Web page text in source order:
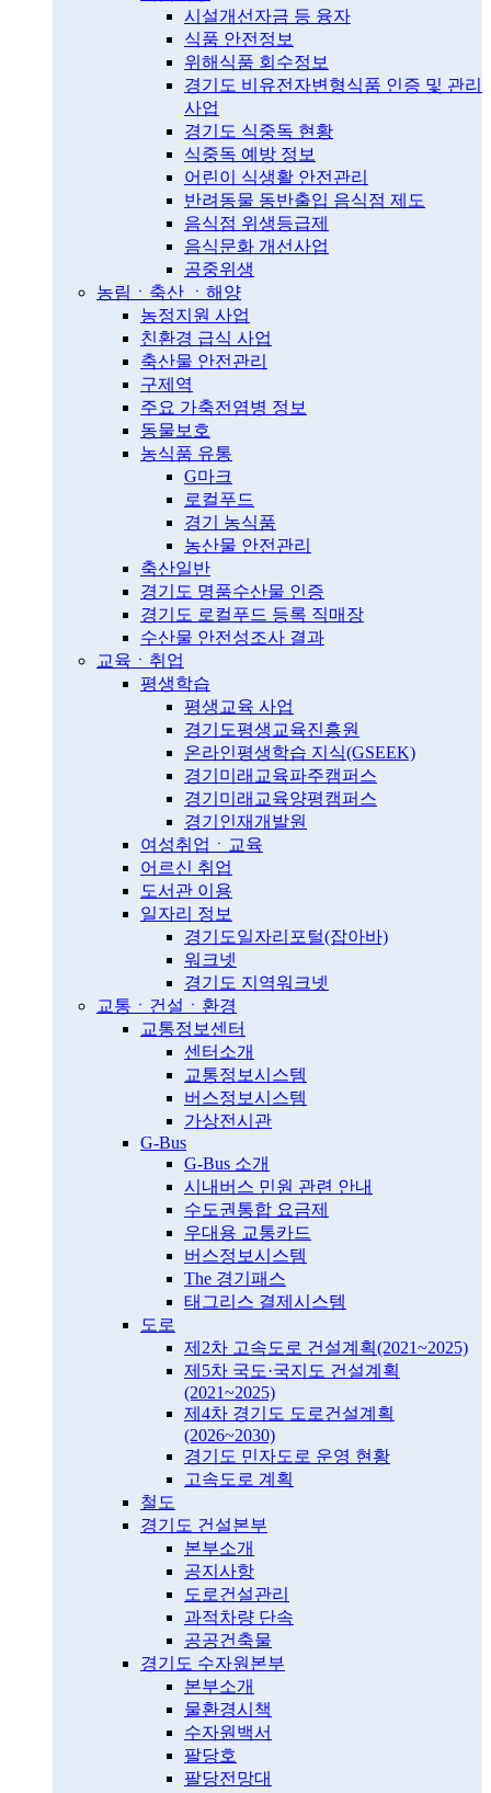
시설개선자금 등 융자
식품 안전정보
위해식품 회수정보
경기도 비유전자변형식품 인증 및 관리
사업
경기도 식중독 현황
식중독 예방 정보
어린이 식생활 안전관리
반려동물 동반출입 음식점 제도
음식점 위생등급제
음식문화 개선사업
공중위생
농림ㆍ축산 ㆍ해양
농정지원 사업
친환경 급식 사업
축산물 안전관리
구제역
주요 가축전염병 정보
동물보호
농식품 유통
G마크
로컬푸드
경기 농식품
농산물 안전관리
축산일반
경기도 명품수산물 인증
경기도 로컬푸드 등록 직매장
수산물 안전성조사 결과
교육ㆍ취업
평생학습
평생교육 사업
경기도평생교육진흥원
온라인평생학습 지식(GSEEK)
경기미래교육파주캠퍼스
경기미래교육양평캠퍼스
경기인재개발원
여성취업ㆍ교육
어르신 취업
도서관 이용
일자리 정보
경기도일자리포털(잡아바)
워크넷
경기도 지역워크넷
교통ㆍ건설ㆍ환경
교통정보센터
센터소개
교통정보시스템
버스정보시스템
가상전시관
G-Bus
G-Bus 소개
시내버스 민원 관련 안내
수도권통합 요금제
우대용 교통카드
버스정보시스템
The 경기패스
태그리스 결제시스템
도로
제2차 고속도로 건설계획(2021~2025)
제5차 국도·국지도 건설계획
(2021~2025)
제4차 경기도 도로건설계획
(2026~2030)
경기도 민자도로 운영 현황
고속도로 계획
철도
경기도 건설본부
본부소개
공지사항
도로건설관리
과적차량 단속
공공건축물
경기도 수자원본부
본부소개
물환경시책
수자원백서
팔당호
팔당전망대